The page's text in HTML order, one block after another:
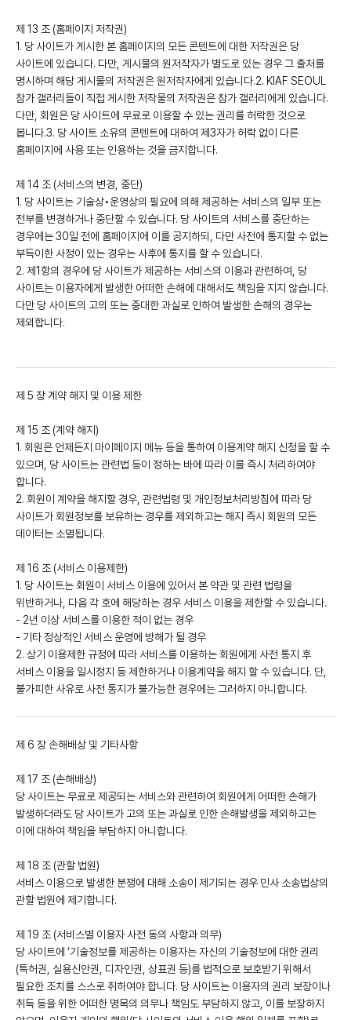
제 13 조 (홈페이지 저작권)
1. 당 사이트가 게시한 본 홈페이지의 모든 콘텐트에 대한 저작권은 당
사이트에 있습니다. 다만, 게시물의 원저작자가 별도로 있는 경우 그 출처를
명시하며 해당 게시물의 저작권은 원저작자에게 있습니다.2. KIAF SEOUL
참가 갤러리들이 직접 게시한 저작물의 저작권은 참가 갤러리에게 있습니다.
다만, 회원은 당 사이트에 무료로 이용할 수 있는 권리를 허락한 것으로
봅니다.3. 당 사이트 소유의 콘텐트에 대하여 제3자가 허락 없이 다른
홈페이지에 사용 또는 인용하는 것을 금지합니다.
제 14 조 (서비스의 변경, 중단)
1. 당 사이트는 기술상•운영상의 필요에 의해 제공하는 서비스의 일부 또는
전부를 변경하거나 중단할 수 있습니다. 당 사이트의 서비스를 중단하는
경우에는 30일 전에 홈페이지에 이를 공지하되, 다만 사전에 통지할 수 없는
부득이한 사정이 있는 경우는 사후에 통지를 할 수 있습니다.
2. 제1항의 경우에 당 사이트가 제공하는 서비스의 이용과 관련하여, 당
사이트는 이용자에게 발생한 어떠한 손해에 대해서도 책임을 지지 않습니다.
다만 당 사이트의 고의 또는 중대한 과실로 인하여 발생한 손해의 경우는
제외합니다.
제 5 장 계약 해지 및 이용 제한
제 15 조 (계약 해지)
1. 회원은 언제든지 마이페이지 메뉴 등을 통하여 이용계약 해지 신청을 할 수
있으며, 당 사이트는 관련법 등이 정하는 바에 따라 이를 즉시 처리하여야
합니다.
2. 회원이 계약을 해지할 경우, 관련법령 및 개인정보처리방침에 따라 당
사이트가 회원정보를 보유하는 경우를 제외하고는 해지 즉시 회원의 모든
데이터는 소멸됩니다.
제 16 조 (서비스 이용제한)
1. 당 사이트는 회원이 서비스 이용에 있어서 본 약관 및 관련 법령을
위반하거나, 다음 각 호에 해당하는 경우 서비스 이용을 제한할 수 있습니다.
- 2년 이상 서비스를 이용한 적이 없는 경우
- 기타 정상적인 서비스 운영에 방해가 될 경우
2. 상기 이용제한 규정에 따라 서비스를 이용하는 회원에게 사전 통지 후
서비스 이용을 일시정지 등 제한하거나 이용계약을 해지 할 수 있습니다. 단,
불가피한 사유로 사전 통지가 불가능한 경우에는 그러하지 아니합니다.
제 6 장 손해배상 및 기타사항
제 17 조 (손해배상)
당 사이트는 무료로 제공되는 서비스와 관련하여 회원에게 어떠한 손해가
발생하더라도 당 사이트가 고의 또는 과실로 인한 손해발생을 제외하고는
이에 대하여 책임을 부담하지 아니합니다.
제 18 조 (관할 법원)
서비스 이용으로 발생한 분쟁에 대해 소송이 제기되는 경우 민사 소송법상의
관할 법원에 제기합니다.
제 19 조 (서비스별 이용자 사전 동의 사항과 의무)
당 사이트에 ‘기술정보를 제공하는 이용자는 자신의 기술정보에 대한 권리
(특허권, 실용신안권, 디자인권, 상표권 등)를 법적으로 보호받기 위해서
필요한 조치를 스스로 취하여야 합니다. 당 사이트는 이용자의 권리 보장이나
취득 등을 위한 어떠한 명목의 의무나 책임도 부담하지 않고, 이를 보장하지